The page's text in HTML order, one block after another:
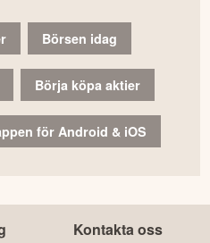
Börsen idag
Börja köpa aktier
för Android & iOS
Kontakta oss